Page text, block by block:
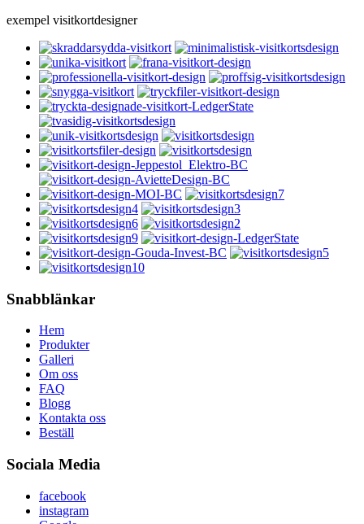
exempel visitkortdesigner
Snabblänkar
Hem
Produkter
Galleri
Om oss
FAQ
Blogg
Kontakta oss
Beställ
Sociala Media
facebook
instagram